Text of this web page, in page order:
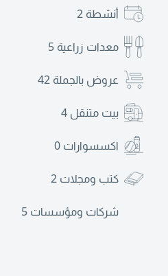
أنشطة 2
معدات زراعية 5
عروض بالجملة 42
بيت متنقل 4
اكسسوارات 0
كتب ومجلات 2
شركات ومؤسسات 5